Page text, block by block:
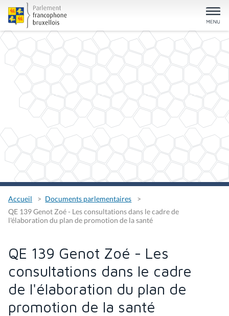
Accueil
Documents parlementaires
QE 139 Genot Zoé - Les consultations dans le cadre de
l'élaboration du plan de promotion de la santé
QE 139 Genot Zoé - Les
consultations dans le cadre
de l'élaboration du plan de
promotion de la santé